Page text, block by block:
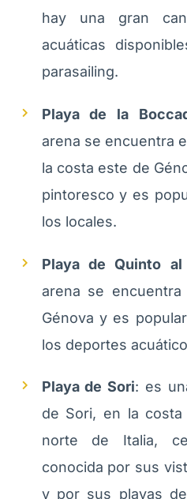
hay una gran
acuáticas
parasailing.
Playa de la
arena se encuentra
la costa este de
pintoresco y es
los locales.
Playa de Quinto al
arena se
Génova y es
los deportes
Playa de Sori: es
de Sori, en la
norte de Italia,
conocida por sus
y por sus playas